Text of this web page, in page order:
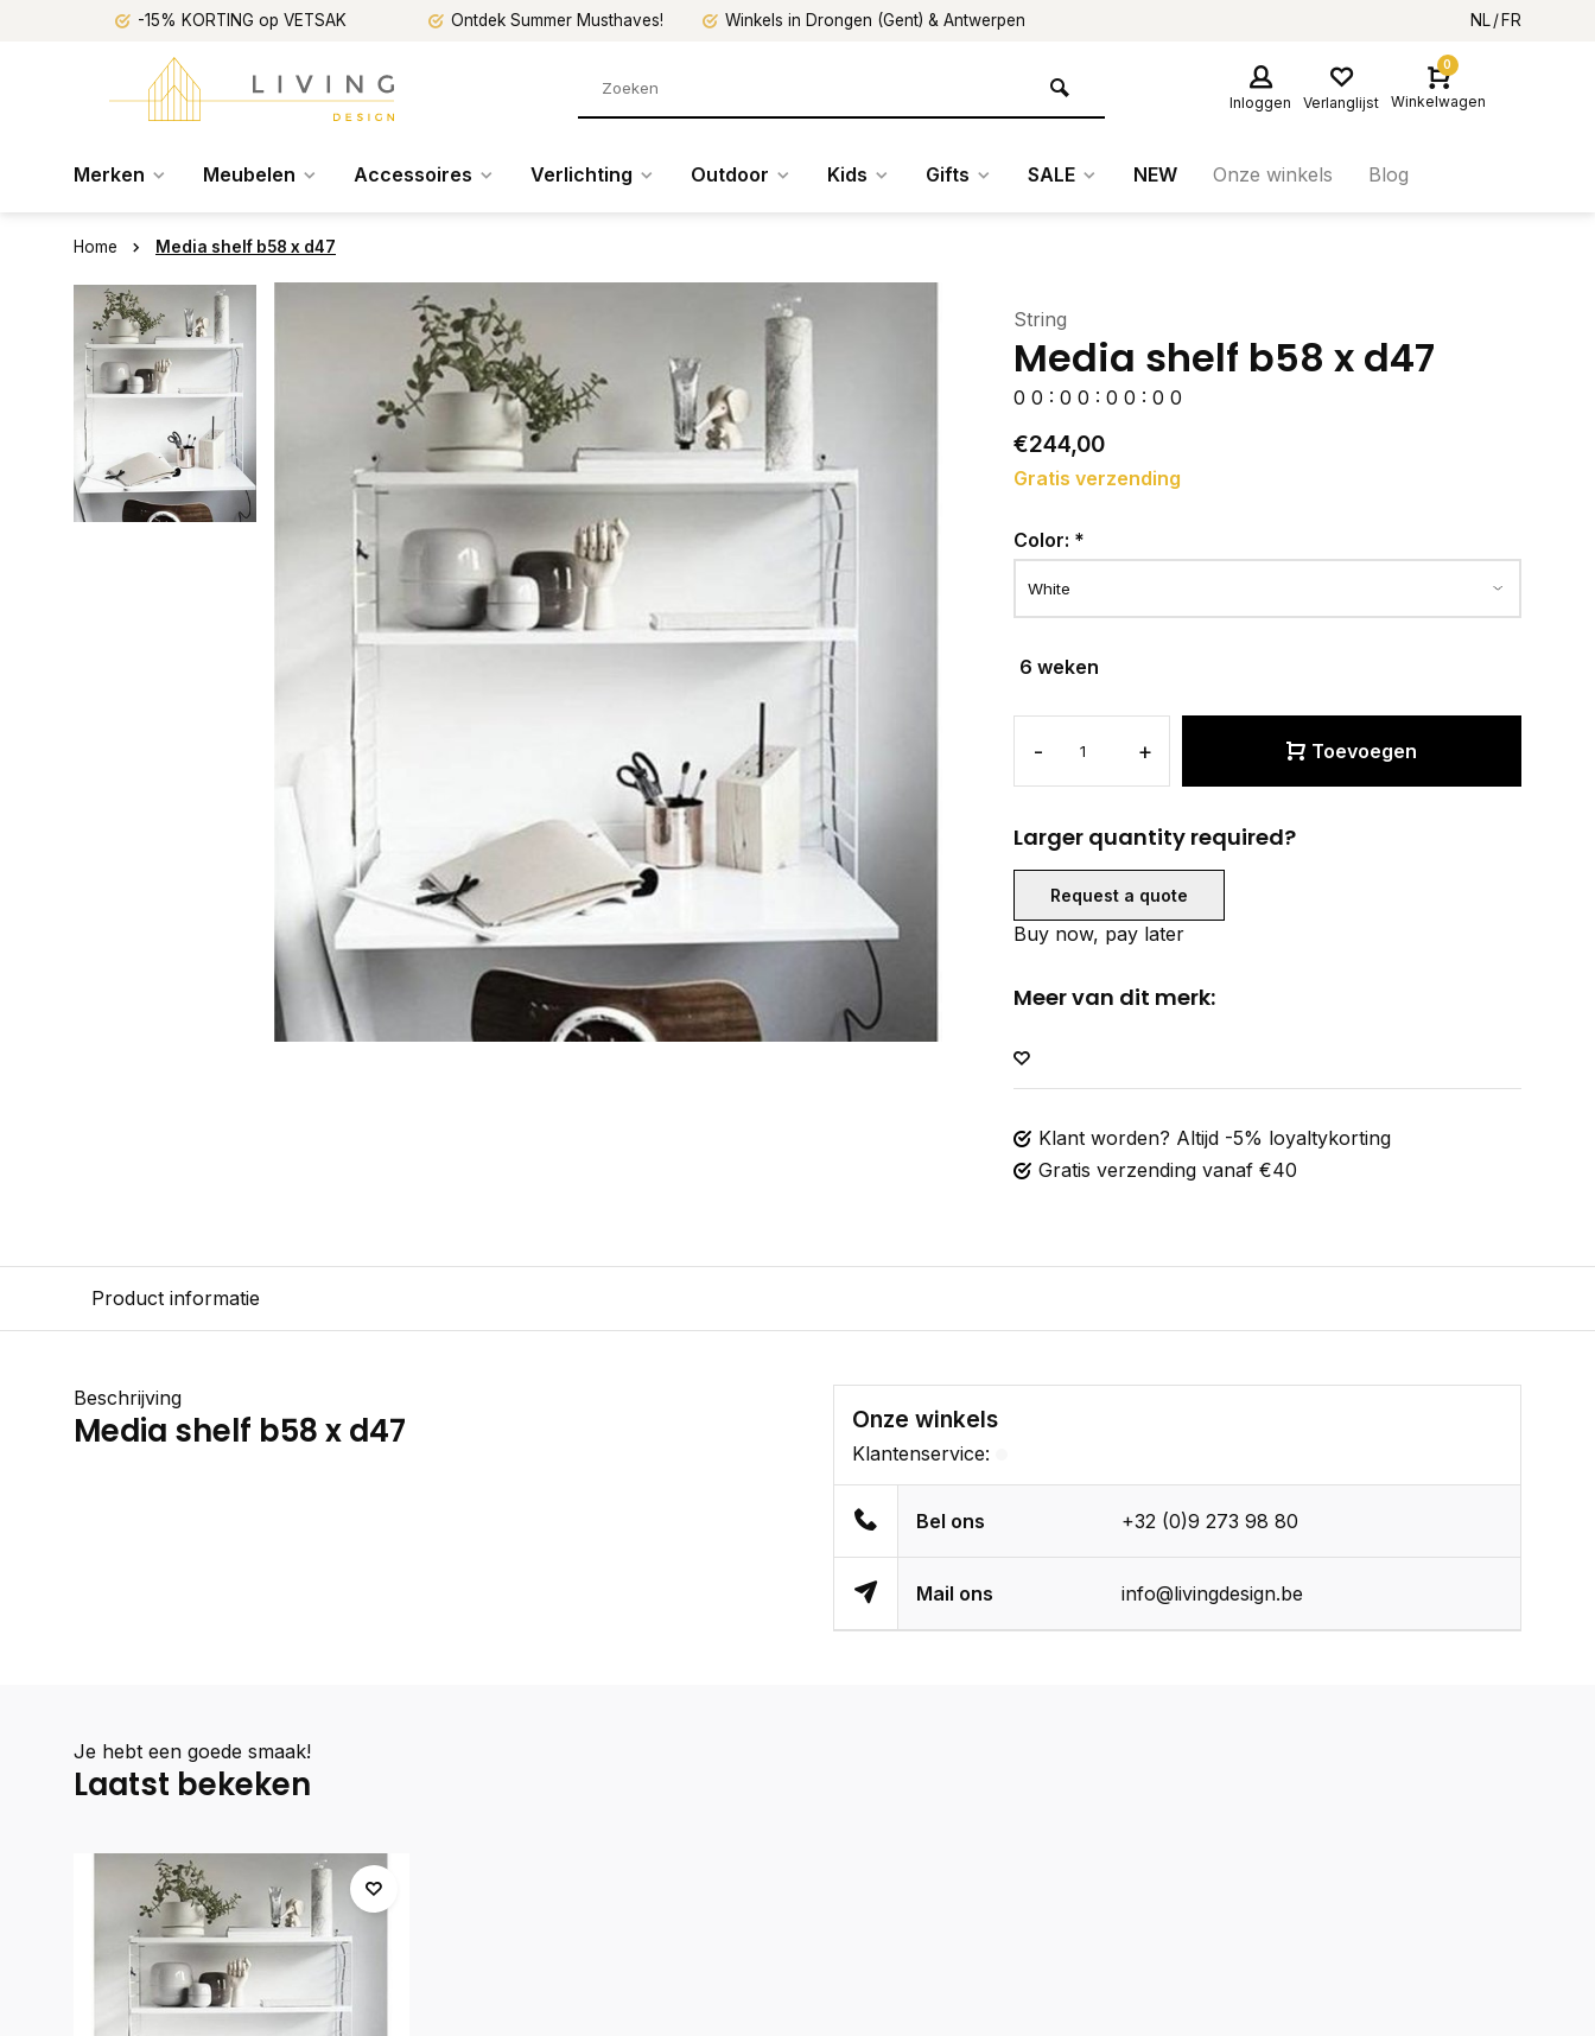
-15% KORTING op VETSAK Ontdek Summer Musthaves! Winkels in Drongen (Gent) & Antwerpen NL FR
Inloggen Verlanglijst
0
Winkelwagen
Merken Meubelen Accessoires Verlichting Outdoor Kids Gifts SALE NEW Onze winkels Blog
Home Media shelf b58 x d47
String
Media shelf b58 x d47
0 0 : 0 0 : 0 0 : 0 0
€244,00
Gratis verzending
Color: *
6 weken
- + Toevoegen
Larger quantity required?
Request a quote
Buy now, pay later
Meer van dit merk:
Klant worden? Altijd -5% loyaltykorting
Gratis verzending vanaf €40
Product informatie
Beschrijving
Media shelf b58 x d47 Onze winkels
Klantenservice:
Bel ons +32 (0)9 273 98 80
Mail ons info@livingdesign.be
Je hebt een goede smaak!
Laatst bekeken